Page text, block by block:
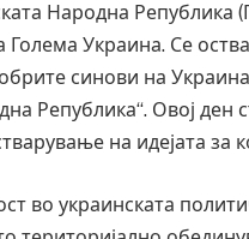
Народна Република
Голема Украина. Се
синови на
Република“. Овој
на идејата за
во украинската
Парос, Андрос, Калимнос,